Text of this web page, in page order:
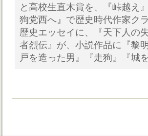
と高校生直木賞を、『峠越
狗党西へ』で歴史時代作家ク
歴史エッセイに、『天下人の
者烈伝』が、小説作品に『黎
戸を造った男』『走狗』『城